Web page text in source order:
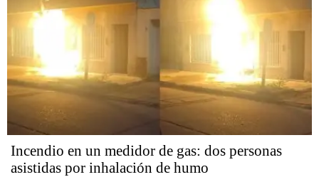
Incendio en un medidor de gas: dos personas
asistidas por inhalación de humo